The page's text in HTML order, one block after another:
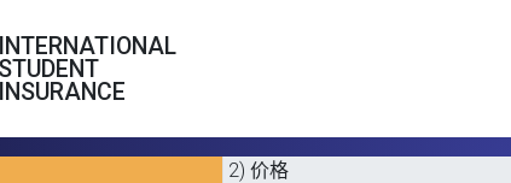
INTERNATIONAL
STUDENT
INSURANCE
2) 价格